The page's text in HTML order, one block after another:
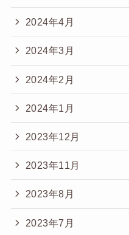
2024年4月
2024年3月
2024年2月
2024年1月
2023年12月
2023年11月
2023年8月
2023年7月